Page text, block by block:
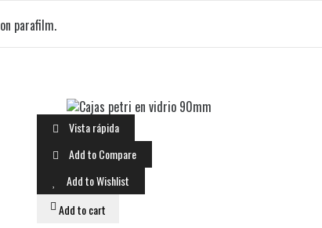
parafilm.
Vista rápida
Add to Compare
Add to Wishlist
Add to cart